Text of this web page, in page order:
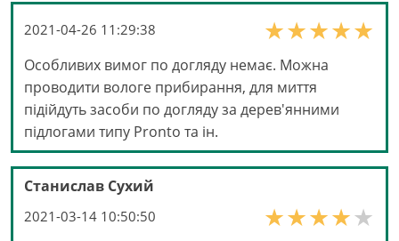
2021-04-26 11:29:38
Особливих вимог по догляду немає. Можна
проводити вологе прибирання, для миття
підійдуть засоби по догляду за дерев'янними
підлогами типу Pronto та ін.
Станислав Сухий
2021-03-14 10:50:50